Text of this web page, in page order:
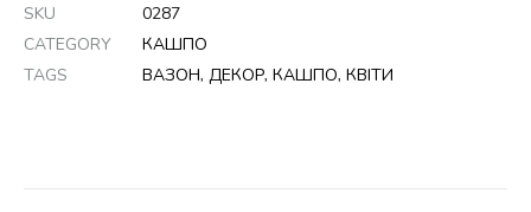
SKU
0287
CATEGORY
КАШПО
TAGS
ВАЗОН, ДЕКОР, КАШПО, КВІТИ